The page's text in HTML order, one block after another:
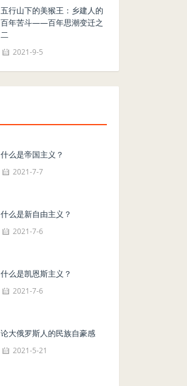
五行山下的美猴王：乡建人的
百年苦斗——百年思潮变迁之
二
2021-9-5
什么是帝国主义？
2021-7-7
什么是新自由主义？
2021-7-6
什么是凯恩斯主义？
2021-7-6
论大俄罗斯人的民族自豪感
2021-5-21